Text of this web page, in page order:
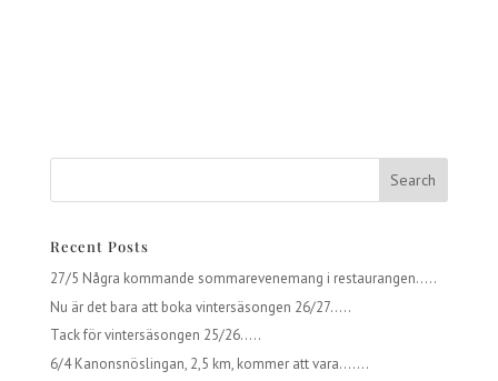
Recent Posts
27/5 Några kommande sommarevenemang i restaurangen…..
Nu är det bara att boka vintersäsongen 26/27…..
Tack för vintersäsongen 25/26…..
6/4 Kanonsnöslingan, 2,5 km, kommer att vara…….